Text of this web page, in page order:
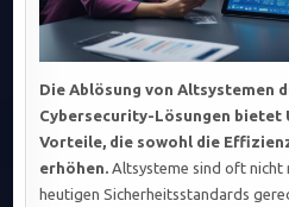
Die Ablösung von Altsystemen
Cybersecurity-Lösungen bietet
Vorteile, die sowohl die
erhöhen. Altsysteme sind oft nicht
heutigen Sicherheitsstandards